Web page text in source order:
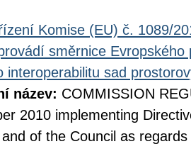
Komise (EU) č. 1089/
směrnice
interoperabilitu sad
název: COMMISSION
2010 implementing
of the Council as